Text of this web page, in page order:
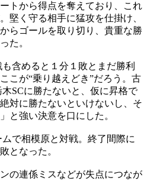
トから得点を奪えており、これ
堅く守る相手に猛攻を仕掛け、
らゴールを取り切り、貴重な勝
た。
含めると１分１敗とまだ勝利
こが“乗り越えどき”だろう。古
木SCに勝たないと、仮に昇格で
対に勝たないといけないし、そ
と強い決意を口にした。
で相模原と対戦。終了間際に
となった。
の連係ミスなどが失点につなが